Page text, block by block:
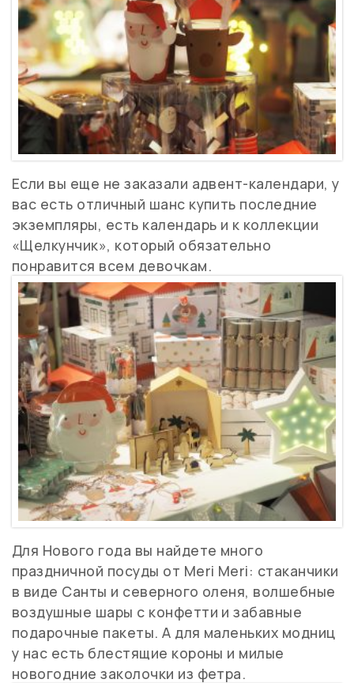
Если вы еще не заказали адвент-календари, у
вас есть отличный шанс купить последние
экземпляры, есть календарь и к коллекции
«Щелкунчик», который обязательно
понравится всем девочкам.
Для Нового года вы найдете много
праздничной посуды от Meri Meri: стаканчики
в виде Санты и северного оленя, волшебные
воздушные шары с конфетти и забавные
подарочные пакеты. А для маленьких модниц
у нас есть блестящие короны и милые
новогодние заколочки из фетра.